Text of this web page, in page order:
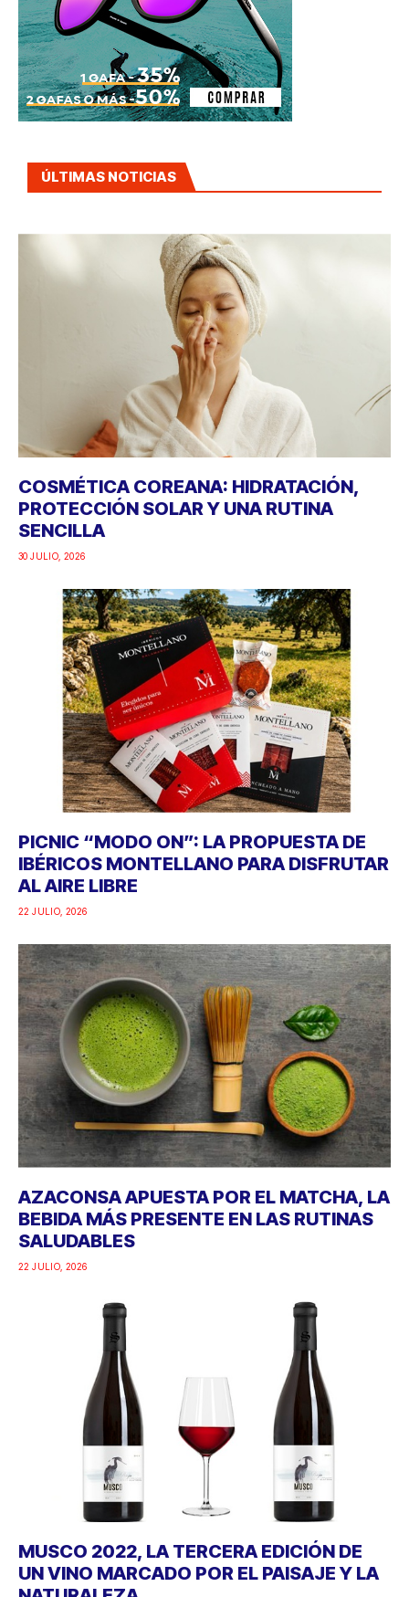
ÚLTIMAS NOTICIAS
COSMÉTICA COREANA: HIDRATACIÓN,
PROTECCIÓN SOLAR Y UNA RUTINA
SENCILLA
30 JULIO, 2026
PICNIC “MODO ON”: LA PROPUESTA DE
IBÉRICOS MONTELLANO PARA DISFRUTAR
AL AIRE LIBRE
22 JULIO, 2026
AZACONSA APUESTA POR EL MATCHA, LA
BEBIDA MÁS PRESENTE EN LAS RUTINAS
SALUDABLES
22 JULIO, 2026
MUSCO 2022, LA TERCERA EDICIÓN DE
UN VINO MARCADO POR EL PAISAJE Y LA